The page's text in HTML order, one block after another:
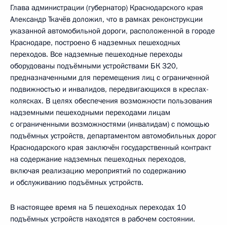
Глава администрации (губернатор) Краснодарского края
Александр Ткачёв доложил, что в рамках реконструкции
указанной автомобильной дороги, расположенной в городе
Краснодаре, построено 6 надземных пешеходных
переходов. Все надземные пешеходные переходы
оборудованы подъёмными устройствами БК 320,
предназначенными для перемещения лиц с ограниченной
подвижностью и инвалидов, передвигающихся в креслах-
колясках. В целях обеспечения возможности пользования
надземными пешеходными переходами лицам
с ограниченными возможностями (инвалидам) с помощью
подъёмных устройств, департаментом автомобильных дорог
Краснодарского края заключён государственный контракт
на содержание надземных пешеходных переходов,
включая реализацию мероприятий по содержанию
и обслуживанию подъёмных устройств.
В настоящее время на 5 пешеходных переходах 10
подъёмных устройств находятся в рабочем состоянии.